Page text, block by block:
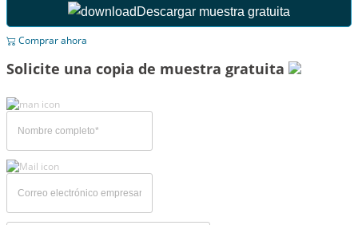
Descargar muestra gratuita
Comprar ahora
Solicite una copia de muestra gratuita